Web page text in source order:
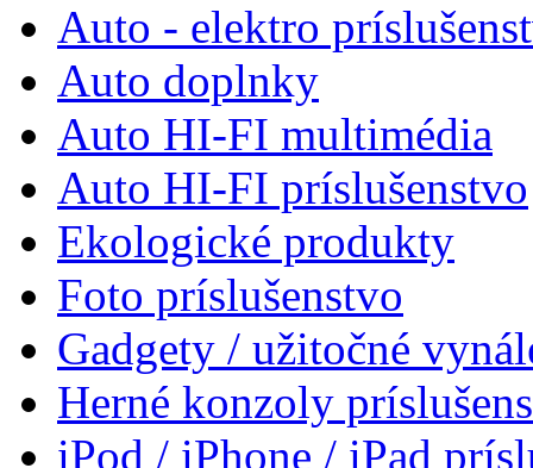
Auto - elektro
Auto doplnky
Auto HI-FI multimédia
Auto HI-FI príslušenstvo
Ekologické produkty
Foto príslušenstvo
Gadgety / užitočné
Herné konzoly
iPod / iPhone / iPad